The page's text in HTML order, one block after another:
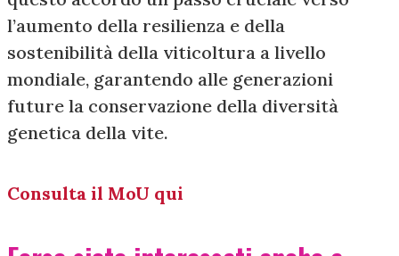
l’aumento della resilienza e della
sostenibilità della viticoltura a livello
mondiale, garantendo alle generazioni
future la conservazione della diversità
genetica della vite.
Consulta il MoU qui